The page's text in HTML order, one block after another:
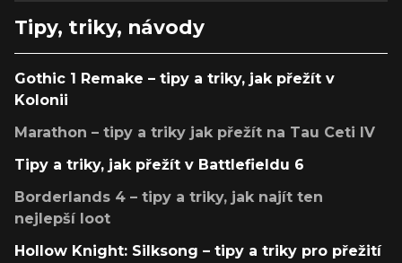
Tipy, triky, návody
Gothic 1 Remake – tipy a triky, jak přežít v
Kolonii
Marathon – tipy a triky jak přežít na Tau Ceti IV
Tipy a triky, jak přežít v Battlefieldu 6
Borderlands 4 – tipy a triky, jak najít ten
nejlepší loot
Hollow Knight: Silksong – tipy a triky pro přežití